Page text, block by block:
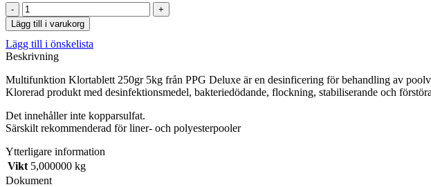
Multifunktion
Klor­
tablett
250
g
PPG
Deluxe
Rening
/desinficering/flockning/stabilisering
Lägg till i varukorg
Lägg till i önskelista
Beskrivning
Multifunktion Klortablett 250gr 5kg från PPG Deluxe är en desinficering för behandling av
Klorerad produkt med desinfektionsmedel, bakteriedödande, flockning, stabiliserande och
Det innehåller inte kopparsulfat.
Särskilt rekommenderad för liner- och polyesterpooler
Ytterligare information
Vikt 5,000000 kg
Dokument